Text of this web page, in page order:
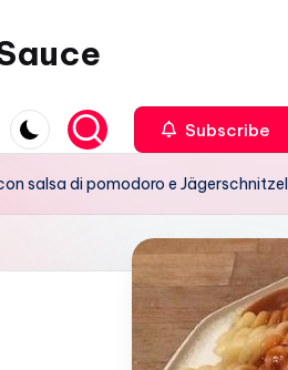
Subscribe
salsa di pomodoro e Jägerschnitzel